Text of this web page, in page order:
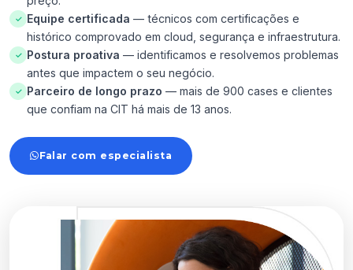
✓ Equipe certificada — técnicos com certificações e
histórico comprovado em cloud, segurança e infraestrutura.
✓ Postura proativa — identificamos e resolvemos problemas
antes que impactem o seu negócio.
✓ Parceiro de longo prazo — mais de 900 cases e clientes
que confiam na CIT há mais de 13 anos.
Falar com especialista